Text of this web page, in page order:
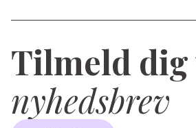
Tilmeld dig
nyhedsbrev